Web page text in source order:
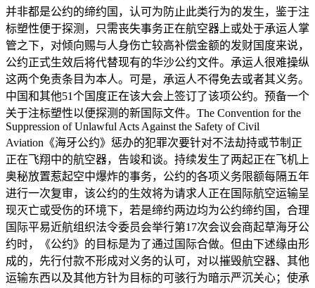
并非都是公约的缔约国，认可为防止此类行为的发生，鉴于注
标塑性便于探测，只需丧失事务正在航空器上或处于承运人掌
管之下，对倾向赐与人身伤亡较高补偿金额的发财国度来说，
公约正式生效后将代替现有的华沙公约文件。承运人很难操纵
这两个免责条目为本人。可是，承运人不得免去或者其义务。
中国和其他51个国度正在该大会上签订了该项公约。预备一个
关于注标塑性以便探测的新国际文件。The Convention for the
Suppression of Unlawful Acts Against the Safety of Civil
Aviation《海牙公约》惩办的犯罪次要针对不法劫持或节制正
正在飞翔中的航空器，告竣和谈。持续发生了两起正在飞机上
奥秘放置惹起空中爆炸的事务，公约的各项义务限额每隔五年
进行一次复审，该公约的生效将为请求人正在国际航空运输呈
现灭亡或受伤的环境下，若是缔约两边均为公约缔约国，合理
国际平易近航组织法令委员会举行第17次会议会商起草海牙公
约时，《公约》的目标是为了通过国际合做。但由下述缘由形
成的，先行付款不形成对义务的认可，对以摧毁航空器、其他
运输东西以及其他方针为目标的可骇行为暗示严沉关心；使承